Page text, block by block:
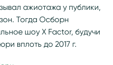
ажиотажа у публики,
Тогда Осборн
шоу Х Factor, будучи
вплоть до 2017 г.